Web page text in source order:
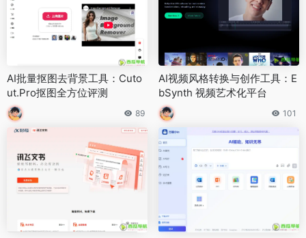
AI批量抠图去背景工具：Cuto
ut.Pro抠图全方位评测
89
AI视频风格转换与创作工具：E
bSynth 视频艺术化平台
101